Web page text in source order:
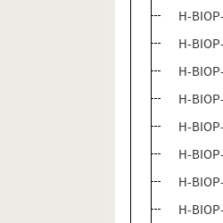
H-
H-
H-
H-
H-
H-
H-
H-